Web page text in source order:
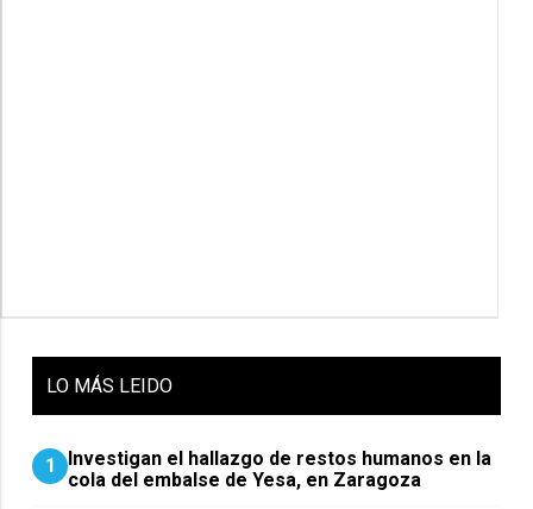
LO MÁS LEIDO
1
Investigan el hallazgo de restos humanos en la
cola del embalse de Yesa, en Zaragoza